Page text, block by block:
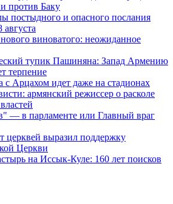
против Баку
постыдного и опасного послания
виноватого: неожиданное
тупик Пашиняна: Запад Армению
терпение
Арцахом идет даже на стадионах
армянский режиссер о расколе
— в парламенте или Главный враг
церквей выразил поддержку
Церкви
на Иссык-Куле: 160 лет поисков